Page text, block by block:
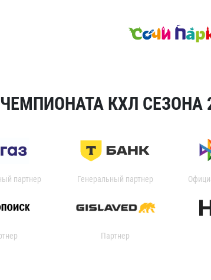
КХЛ СЕЗОНА
партнер Генеральный партнер
Партнер